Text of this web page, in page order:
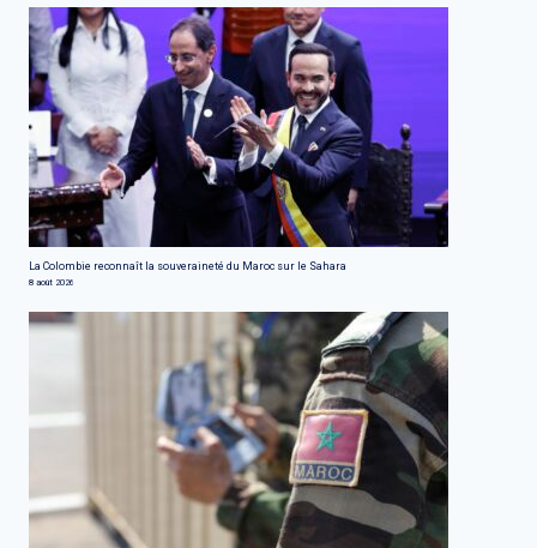
La Colombie reconnaît la souveraineté du Maroc sur le Sahara
8 août 2026